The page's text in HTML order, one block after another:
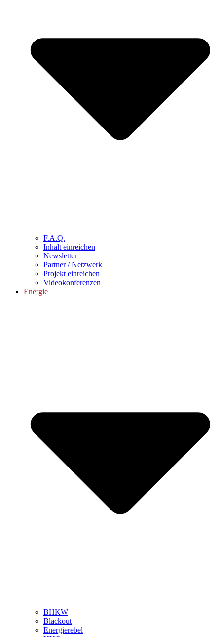
F.A.Q.
Inhalt einreichen
Newsletter
Partner / Netzwerk
Projekt einreichen
Videokonferenzen
Energie
BHKW
Blackout
Energierebel